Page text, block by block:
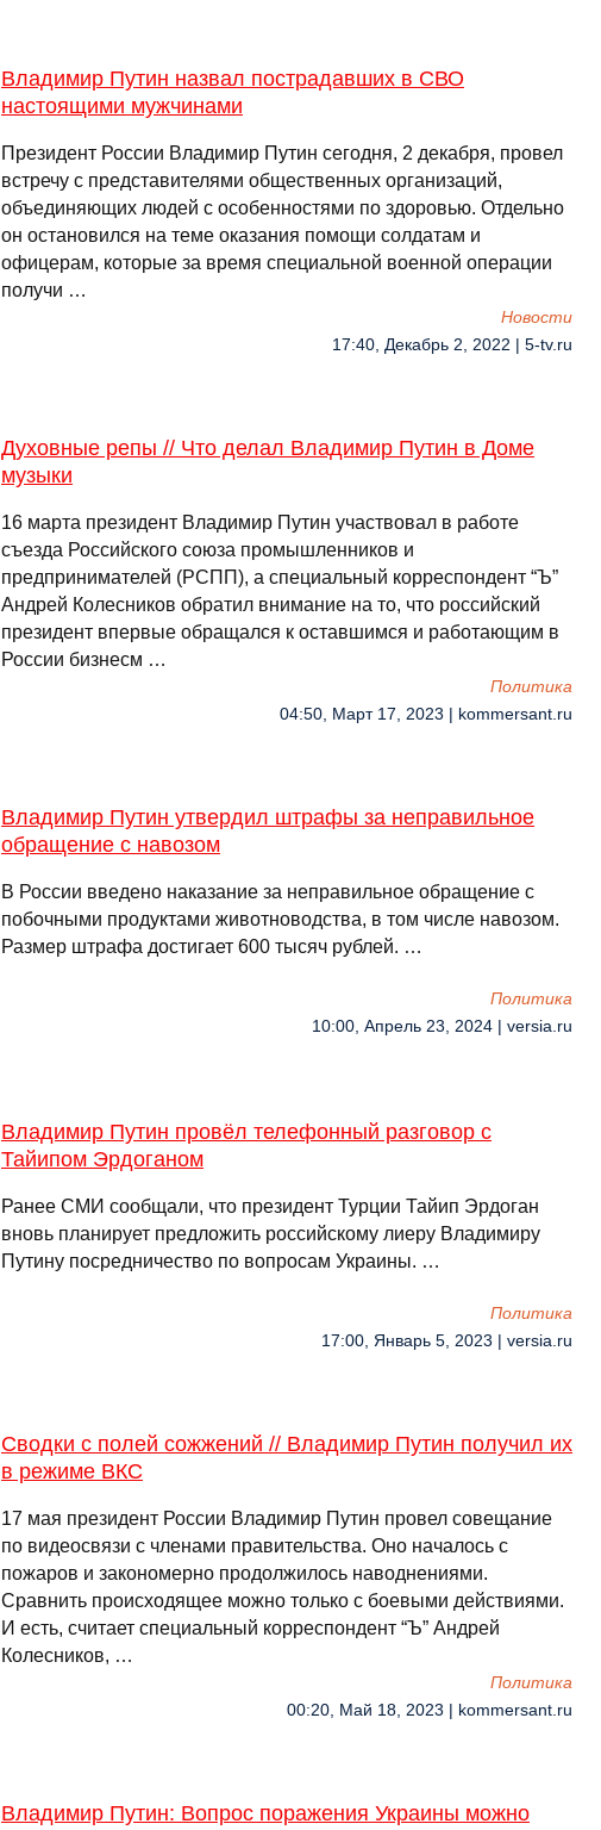
Владимир Путин назвал пострадавших в СВО
настоящими мужчинами
Президент России Владимир Путин сегодня, 2 декабря, провел
встречу с представителями общественных организаций,
объединяющих людей с особенностями по здоровью. Отдельно
он остановился на теме оказания помощи солдатам и
офицерам, которые за время специальной военной операции
получи …
Новости
17:40, Декабрь 2, 2022 | 5-tv.ru
Духовные репы // Что делал Владимир Путин в Доме
музыки
16 марта президент Владимир Путин участвовал в работе
съезда Российского союза промышленников и
предпринимателей (РСПП), а специальный корреспондент “Ъ”
Андрей Колесников обратил внимание на то, что российский
президент впервые обращался к оставшимся и работающим в
России бизнесм …
Политика
04:50, Март 17, 2023 | kommersant.ru
Владимир Путин утвердил штрафы за неправильное
обращение с навозом
В России введено наказание за неправильное обращение с
побочными продуктами животноводства, в том числе навозом.
Размер штрафа достигает 600 тысяч рублей. …
Политика
10:00, Апрель 23, 2024 | versia.ru
Владимир Путин провёл телефонный разговор с
Тайипом Эрдоганом
Ранее СМИ сообщали, что президент Турции Тайип Эрдоган
вновь планирует предложить российскому лиеру Владимиру
Путину посредничество по вопросам Украины. …
Политика
17:00, Январь 5, 2023 | versia.ru
Сводки с полей сожжений // Владимир Путин получил их
в режиме ВКС
17 мая президент России Владимир Путин провел совещание
по видеосвязи с членами правительства. Оно началось с
пожаров и закономерно продолжилось наводнениями.
Сравнить происходящее можно только с боевыми действиями.
И есть, считает специальный корреспондент “Ъ” Андрей
Колесников, …
Политика
00:20, Май 18, 2023 | kommersant.ru
Владимир Путин: Вопрос поражения Украины можно